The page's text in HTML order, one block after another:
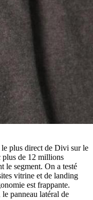
le plus direct de Divi sur le
plus de 12 millions
le segment. On a testé
vitrine et de landing
est frappante.
panneau latéral de